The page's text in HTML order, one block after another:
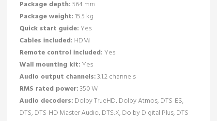
Package depth:564 mm
Package weight:15.5 kg
Quick start guide: Yes
Cables included: HDMI
Remote control included: Yes
Wall mounting kit: Yes
Audio output channels:3.1.2 channels
RMS rated power:350 W
Audio decoders: Dolby TrueHD, Dolby Atmos, DTS-ES,
DTS, DTS-HD Master Audio, DTS:X, Dolby Digital Plus, DTS